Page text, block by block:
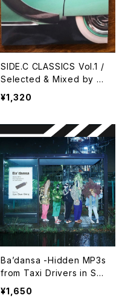
SIDE.C CLASSICS Vol.1 /
Selected & Mixed by N
OOLIO
¥1,320
Ba’dansa -Hidden MP3s
from Taxi Drivers in Sou
th Africa- Mixed by Ayu
-Chan-Ching
¥1,650